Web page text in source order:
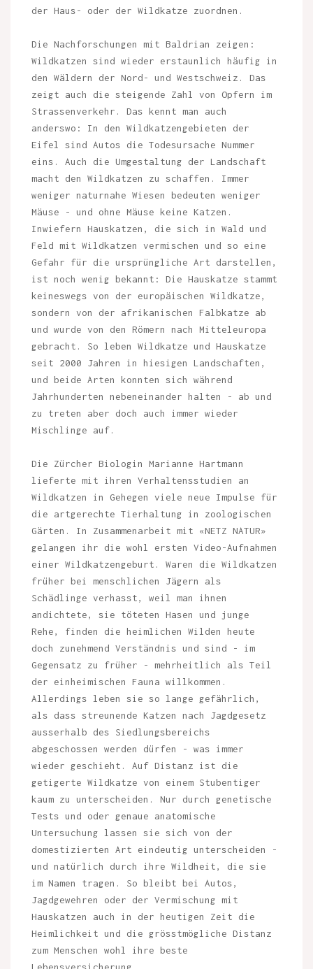
der Haus- oder der Wildkatze zuordnen.
Die Nachforschungen mit Baldrian zeigen:
Wildkatzen sind wieder erstaunlich häufig in
den Wäldern der Nord- und Westschweiz. Das
zeigt auch die steigende Zahl von Opfern im
Strassenverkehr. Das kennt man auch
anderswo: In den Wildkatzengebieten der
Eifel sind Autos die Todesursache Nummer
eins. Auch die Umgestaltung der Landschaft
macht den Wildkatzen zu schaffen. Immer
weniger naturnahe Wiesen bedeuten weniger
Mäuse - und ohne Mäuse keine Katzen.
Inwiefern Hauskatzen, die sich in Wald und
Feld mit Wildkatzen vermischen und so eine
Gefahr für die ursprüngliche Art darstellen,
ist noch wenig bekannt: Die Hauskatze stammt
keineswegs von der europäischen Wildkatze,
sondern von der afrikanischen Falbkatze ab
und wurde von den Römern nach Mitteleuropa
gebracht. So leben Wildkatze und Hauskatze
seit 2000 Jahren in hiesigen Landschaften,
und beide Arten konnten sich während
Jahrhunderten nebeneinander halten - ab und
zu treten aber doch auch immer wieder
Mischlinge auf.
Die Zürcher Biologin Marianne Hartmann
lieferte mit ihren Verhaltensstudien an
Wildkatzen in Gehegen viele neue Impulse für
die artgerechte Tierhaltung in zoologischen
Gärten. In Zusammenarbeit mit «NETZ NATUR»
gelangen ihr die wohl ersten Video-Aufnahmen
einer Wildkatzengeburt. Waren die Wildkatzen
früher bei menschlichen Jägern als
Schädlinge verhasst, weil man ihnen
andichtete, sie töteten Hasen und junge
Rehe, finden die heimlichen Wilden heute
doch zunehmend Verständnis und sind - im
Gegensatz zu früher - mehrheitlich als Teil
der einheimischen Fauna willkommen.
Allerdings leben sie so lange gefährlich,
als dass streunende Katzen nach Jagdgesetz
ausserhalb des Siedlungsbereichs
abgeschossen werden dürfen - was immer
wieder geschieht. Auf Distanz ist die
getigerte Wildkatze von einem Stubentiger
kaum zu unterscheiden. Nur durch genetische
Tests und oder genaue anatomische
Untersuchung lassen sie sich von der
domestizierten Art eindeutig unterscheiden -
und natürlich durch ihre Wildheit, die sie
im Namen tragen. So bleibt bei Autos,
Jagdgewehren oder der Vermischung mit
Hauskatzen auch in der heutigen Zeit die
Heimlichkeit und die grösstmögliche Distanz
zum Menschen wohl ihre beste